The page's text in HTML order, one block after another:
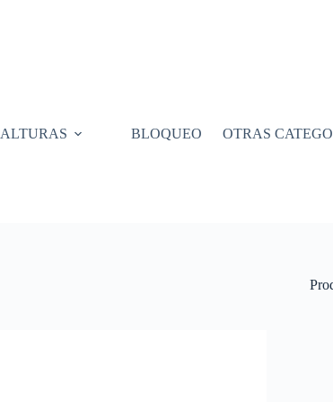
ALTURAS BLOQUEO OTRAS